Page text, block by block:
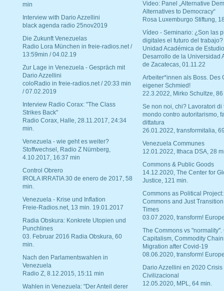
min
Interview with Dario Azzellini
black agenda radio 25nov2019
Die Zukunft Venezuelas
Radio Lora München in freie-radios.net /
13:59min / 04.02.19
Zur Lage in Venezuela - Gespräch mit
Dario Azzellini
coloRadio in freie-radios.net / 20:33 min
/ 07.02.2019
Interview Radio Corax: "The Class
Strikes Back"
Radio Corax, Halle, 28.11.2017, 24:34
min.
Venezuela - wie geht es weiter?
Stoffwechsel, Radio Z Nürnberg,
4.10.2017, 16:37 min
Control Obrero
IROLA IRRATIA 30 de enero de 2017, 58
min.
Venezuela - Krise und Inflation
Freie-Radios.net, 13 min. 19.01.2017
Radia Obskura: Konkrete Utopien und
Punchlines
03. Februar 2016 Radia Obskura, 60
min.
Nach den Parlamentswahlen in
Venezuela
Radio Z, 8.12.2015, 15:11 min
Wahlen in Venezuela: "Der Anteil derer
Video: Panel „Alternative
Alternatives to Democracy“
Rosa Luxemburgo Stiftung,
Vídeo - Seminario: ¿Son las
digitales el futuro del trabajo?
Unidad Académica de
Desarrollo de la Universidad
de Zacatecas, 01.11.22
Arbeiter*innen als Boss. Des
eigener Schmied!
22.3.2022, Mirko Schultze, 86
Se non noi, chi? Lavoratori di
mondo contro autoritarismo,
dittatura
26.01.2022, transformitalia,
Venezuela Communes
12.01.2022, Ithaca DSA, 28
Commons & Public Goods
14.12.2020, The Center for
Justice, 121 min.
Commons as Political Project:
Commons and Just
Times
03.07.2020, transform!
The Commons vs "normality".
Capitalism, Commodity
Migration after Covid-19
08.06.2020, transform!
Dario Azzellini en 2020 Crisis
Civilizacional
12.05.2020, MPL, 64 min.